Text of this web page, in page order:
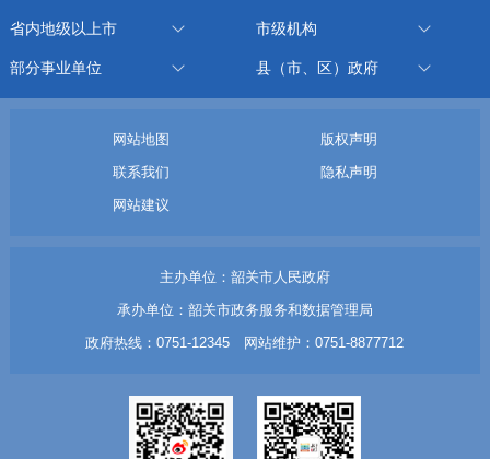
省内地级以上市 市级机构
部分事业单位 县（市、区）政府
网站地图
版权声明
联系我们
隐私声明
网站建议
主办单位：韶关市人民政府
承办单位：韶关市政务服务和数据管理局
政府热线：0751-12345 网站维护：0751-8877712